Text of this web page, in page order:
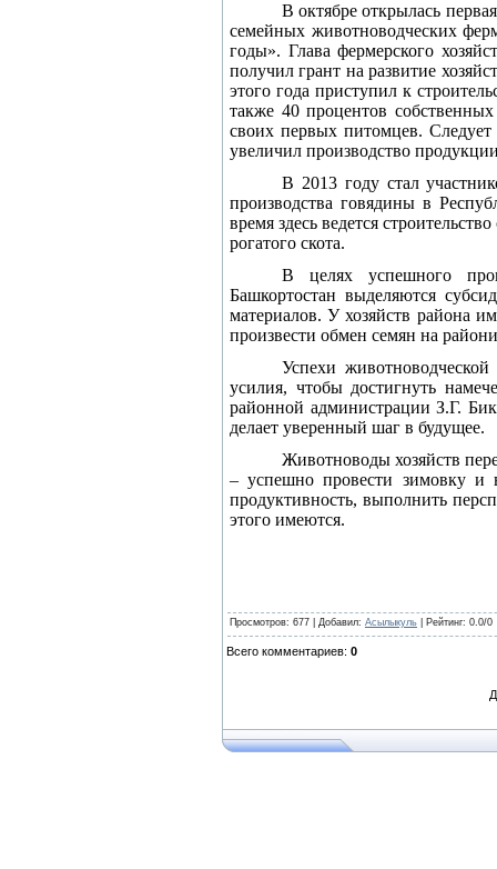
В октябре открылась
семейных животноводческих
годы». Глава фермерского
получил грант на развитие
этого года приступил к
также 40 процентов
своих первых питомцев.
увеличил производство
В 2013 году стал
производства говядины в
время здесь ведется
рогатого скота.
В целях успешного
Башкортостан выделяются
материалов. У хозяйств района
произвести обмен семян на
Успехи
усилия, чтобы достигнуть
районной администрации З.Г.
делает уверенный шаг в будущее.
Животноводы хозяйств
– успешно провести зимовку и
продуктивность, выполнить
этого имеются.
Просмотров: 677 | Добавил: Асылыкуль Рейтинг: 0.0/0
Всего комментариев: 0